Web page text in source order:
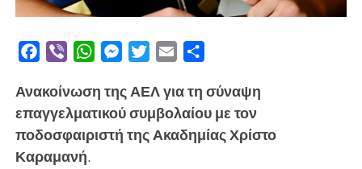
Facebook
Viber WhatsAppMessengerTwitterEmail
Ανακοίνωση της ΑΕΛ για τη σύναψη
επαγγελματικού συμβολαίου με τον
ποδοσφαιριστή της Ακαδημίας Χρίστο
Καραμανή.